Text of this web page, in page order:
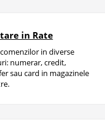
in Rate
in diverse
numerar, credit,
sau card in magazinele